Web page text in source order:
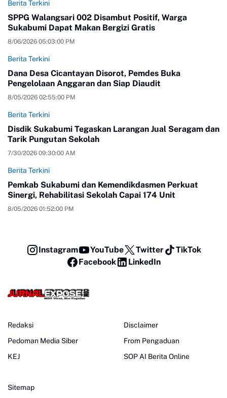
Berita Terkini
SPPG Walangsari 002 Disambut Positif, Warga
Sukabumi Dapat Makan Bergizi Gratis
8/06/2026 05:03:00 PM
Berita Terkini
Dana Desa Cicantayan Disorot, Pemdes Buka
Pengelolaan Anggaran dan Siap Diaudit
8/05/2026 02:55:00 PM
Berita Terkini
Disdik Sukabumi Tegaskan Larangan Jual Seragam dan
Tarik Pungutan Sekolah
7/30/2026 09:30:00 AM
Berita Terkini
Pemkab Sukabumi dan Kemendikdasmen Perkuat
Sinergi, Rehabilitasi Sekolah Capai 174 Unit
8/05/2026 01:52:00 PM
Instagram YouTube Twitter
TikTok
Facebook
LinkedIn
Redaksi
Pedoman Media Siber
KEJ
Disclaimer
From Pengaduan
SOP AI Berita Online
Sitemap